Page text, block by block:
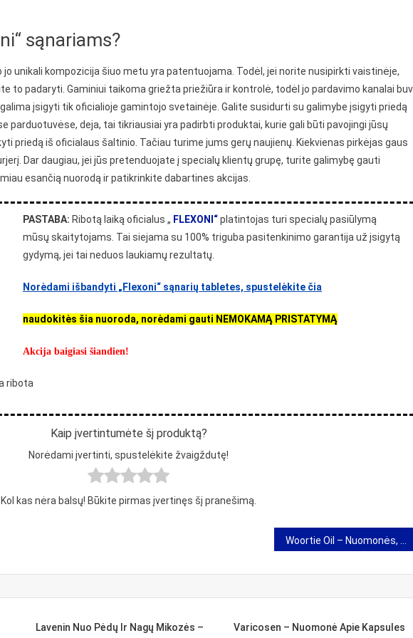
sąnariams?
jo unikali kompozicija šiuo metu yra patentuojama. Todėl, jei norite nusipirkti vaistinėje,
to padaryti. Gaminiui taikoma griežta priežiūra ir kontrolė, todėl jo pardavimo kanalai
galima įsigyti tik oficialioje gamintojo svetainėje. Galite susidurti su galimybe įsigyti priedą
parduotuvėse, deja, tai tikriausiai yra padirbti produktai, kurie gali būti pavojingi jūsų
priedą iš oficialaus šaltinio. Tačiau turime jums gerų naujienų. Kiekvienas pirkėjas gaus
Dar daugiau, jei jūs pretenduojate į specialų klientų grupę, turite galimybę gauti
esančią nuorodą ir patikrinkite dabartines akcijas.
PASTABA: Ribotą laiką oficialus „ FLEXONI“platintojas turi specialų pasiūlymą
mūsų skaitytojams. Tai siejama su 100% triguba pasitenkinimo garantija už įsigytą
gydymą, jei tai neduos laukiamų rezultatų.
Norėdami išbandyti „Flexoni“ sąnarių tabletes, spustelėkite čia
naudokitės šia nuoroda, norėdami gauti NEMOKAMĄ PRISTATYMĄ
Akcija baigiasi šiandien!
ribota
Kaip įvertintumėte šį produktą?
Norėdami įvertinti, spustelėkite žvaigždutę!
Kol kas nėra balsų! Būkite pirmas įvertinęs šį pranešimą.
Lavenin Nuo Pėdų Ir Nagų Mikozės –
Varicosen – Nuomonė Apie Kapsules